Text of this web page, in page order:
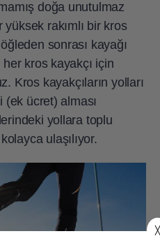
╳
doğa unutulmaz
rakımlı bir kros
sonrası kayağı
kros kayakçı için
Kros kayakçıların yolları
(ek ücret) alması
yollara toplu
ulaşılıyor.